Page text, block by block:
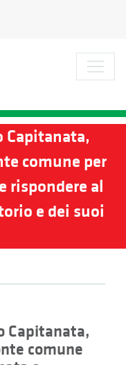
comune per
rispondere al
e dei suoi
Capitanata,
comune